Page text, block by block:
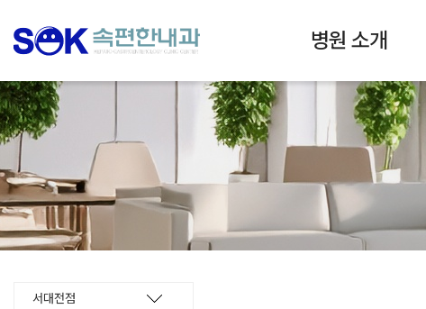
병원 소개
서대전점